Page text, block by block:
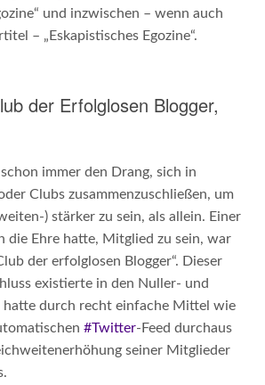
und inzwischen – wenn auch
– „Eskapistisches Egozine“.
der Erfolglosen Blogger,
immer den Drang, sich in
Clubs zusammenzuschließen, um
) stärker zu sein, als allein. Einer
die Ehre hatte, Mitglied zu sein, war
der erfolglosen Blogger“. Dieser
existierte in den Nuller- und
hatte durch recht einfache Mittel wie
#Twitter-Feed durchaus
seiner Mitglieder